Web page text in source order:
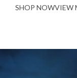
SHOP NOWVIEW